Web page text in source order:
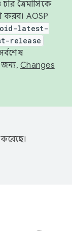
ত্রৈমাসিকে
করব। AOSP
latest-
release
Changes